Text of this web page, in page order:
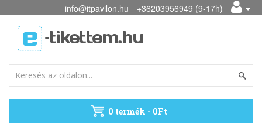
info@itpavilon.hu +36203956949 (9-17h)
0 termék - 0Ft